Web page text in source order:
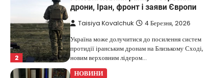
2
дрони, Іран, фронт і заяви Європи
Taisiya Kovalchuk 4 Березня, 2026
Україна може долучитися до посилення систем
протидії іранським дронам на Близькому Сході,
новим верховним лідером…
НОВИНИ